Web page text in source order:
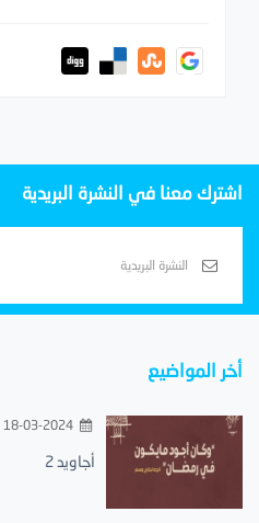
اشترك معنا في النشرة البريدية
أخر المواضيع
18-03-2024 08:49 مساءً
أجاويد 2